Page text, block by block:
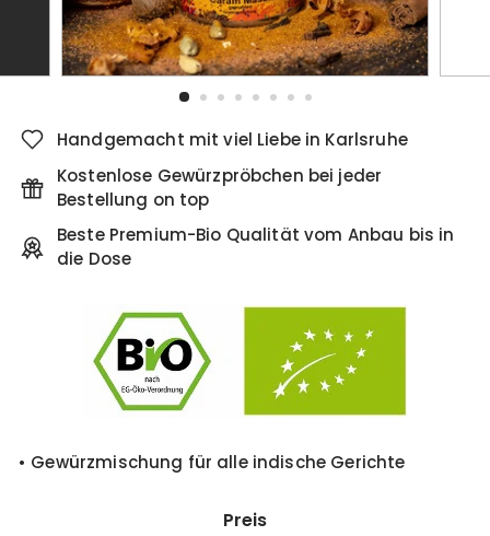
Handgemacht mit viel Liebe in Karlsruhe
Kostenlose Gewürzpröbchen bei jeder
Bestellung on top
Beste Premium-Bio Qualität vom Anbau bis in
die Dose
• Gewürzmischung für alle indische Gerichte
Preis